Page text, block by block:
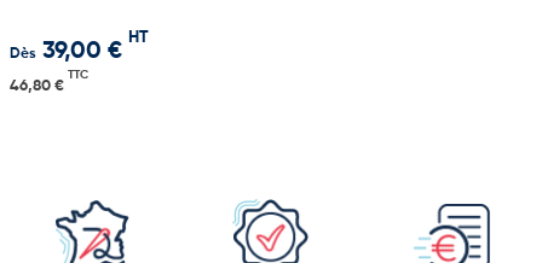
Dès 39,00 €
HT
46,80 €
TTC